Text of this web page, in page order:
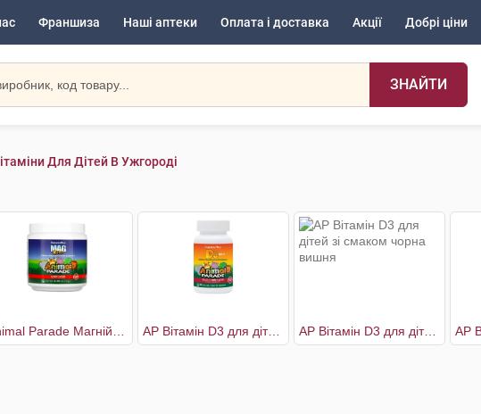
Франшиза Наші аптеки Оплата і доставка Акції Добрі ціни
ЗНАЙТИ
Для Дітей В Ужгороді
AP Вітамін D3 для дітей без цукру чорна вишня AP Вітамін D3 для дітей зі смаком чорна вишня